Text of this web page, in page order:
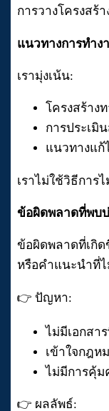
การวางโครงสร้
แนวทางการทำง
เรามุ่งเน้น:
โครงสร้าง
การประเมิ
แนวทางแก้
เราไม่ใช้วิธีการ
ข้อผิดพลาดที่พบ
ข้อผิดพลาดที่เกิ
หรือคำแนะนำที่ไ
👉 ปัญหา:
ไม่มีเอกสา
เข้าใจกฎห
ไม่มีการคุ้ม
👉 ผลลัพธ์: